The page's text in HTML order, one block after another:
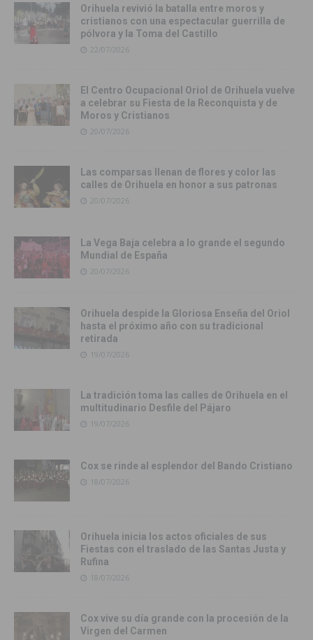
Orihuela revivió la batalla entre moros y
cristianos con una espectacular guerrilla de
pólvora y la Toma del Castillo
22/07/2026
El Centro Ocupacional Oriol de Orihuela vuelve
a celebrar su Fiesta de la Reconquista y de
Moros y Cristianos
20/07/2026
Las comparsas llenan de flores y color las
calles de Orihuela en honor a sus patronas
20/07/2026
La Vega Baja celebra a lo grande el segundo
Mundial de España
20/07/2026
Orihuela despide la Gloriosa Enseña del Oriol
hasta el próximo año con su tradicional
retirada
19/07/2026
La tradición toma las calles de Orihuela en el
multitudinario Desfile del Pájaro
19/07/2026
Cox se rinde al esplendor del Bando Cristiano
18/07/2026
Orihuela inicia los actos oficiales de sus
Fiestas con el traslado de las Santas Justa y
Rufina
18/07/2026
Cox vive su día grande con la procesión de la
Virgen del Carmen